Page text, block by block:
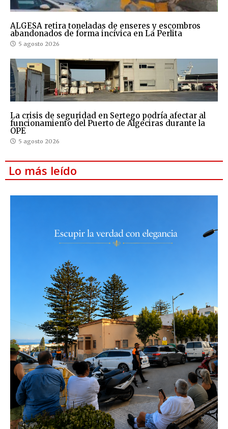
ALGESA retira toneladas de enseres y escombros
abandonados de forma incívica en La Perlita
5 agosto 2026
La crisis de seguridad en Sertego podría afectar al
funcionamiento del Puerto de Algeciras durante la
OPE
5 agosto 2026
Lo más leído